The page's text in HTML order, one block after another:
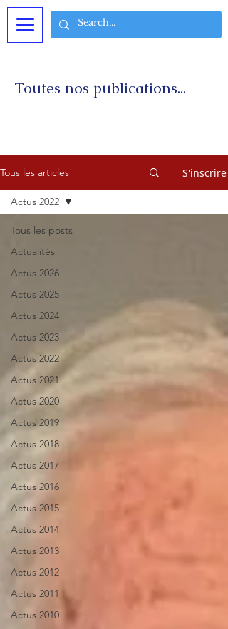
Toutes nos publications...
Tous les articles S'inscrire
Tous les posts
Actualités
Actus 2026
Actus 2025
Actus 2024
Actus 2023
Actus 2022
Actus 2021
Actus 2020
Actus 2019
Actus 2018
Actus 2017
Actus 2016
Actus 2015
Actus 2014
Actus 2013
Actus 2012
Actus 2011
Actus 2010
Actus 2022